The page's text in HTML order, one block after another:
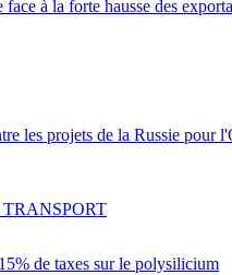
à la forte hausse des
les projets de la Russie pour
de taxes sur le polysilicium